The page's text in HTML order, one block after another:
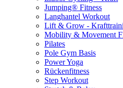
Jumping® Fitness
Langhantel Workout
Lift & Grow -
Mobility & Movement
Pilates
Pole Gym Basis
Power Yoga
Rückenfitness
Step Workout